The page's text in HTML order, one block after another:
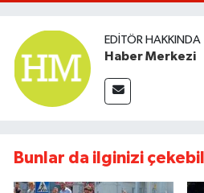
EDITÖR HAKKINDA
Haber Merkezi
Bunlar da ilginizi